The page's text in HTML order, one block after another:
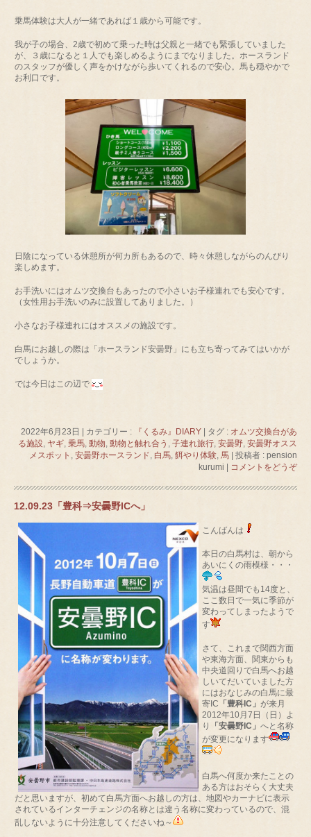
乗馬体験は大人が一緒であれば１歳から可能です。
我が子の場合、2歳で初めて乗った時は父親と一緒でも緊張していました
が、３歳になると１人でも楽しめるようにまでなりました。ホースランド
のスタッフが優しく声をかけながら歩いてくれるので安心。馬も穏やかで
お利口です。
日陰になっている休憩所が何カ所もあるので、時々休憩しながらのんびり
楽しめます。
お手洗いにはオムツ交換台もあったので小さいお子様連れでも安心です。
（女性用お手洗いのみに設置してありました。）
小さなお子様連れにはオススメの施設です。
白馬にお越しの際は「ホースランド安曇野」にも立ち寄ってみてはいかが
でしょうか。
では今日はこの辺で
2022年6月23日 カテゴリー : 『くるみ』DIARY タグ : オムツ交換台があ
る施設, ヤギ, 乗馬, 動物, 動物と触れ合う , 子連れ旅行, 安曇野, 安曇野オスス
メスポット , 安曇野ホースランド, 白馬, 餌やり体験, 馬
投稿者 : pension
kurumi
コメントをどうぞ
12.09.23「豊科⇒安曇野ICへ」
こんばんは
本日の白馬村は、朝から
あいにくの雨模様・・・
気温は昼間でも14度と、
ここ数日で一気に季節が
変わってしまったようで
す
さて、これまで関西方面
や東海方面、関東からも
中央道回りで白馬へお越
しいてだいていました方
にはおなじみの白馬に最
寄IC 「豊科IC」が来月
2012年10月7日（日）よ
り
「安曇野IC」へと名称
が変更になります
白馬へ何度か来たことの
ある方はおそらく大丈夫
だと思いますが、初めて白馬方面へお越しの方は、地図やカーナビに表示
されているインターチェンジの名称とは違う名称に変わっているので、混
乱しないように十分注意してくださいね～